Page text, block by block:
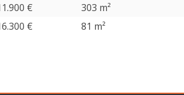
€
303 m²
€ 81 m²